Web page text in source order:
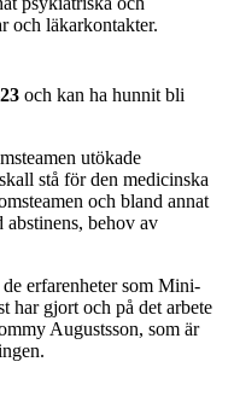
och läkarkontakter.
och kan ha hunnit bli
utökade
stå för den medicinska
och bland annat
behov av
erfarenheter som Mini-
har gjort och på det arbete
Augustsson, som är